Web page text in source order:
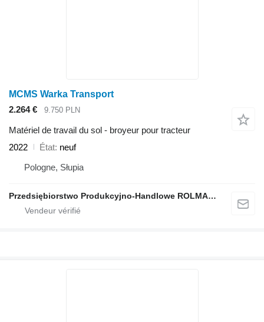
MCMS Warka Transport
2.264 €
9.750 PLN
Matériel de travail du sol - broyeur pour tracteur
2022
État neuf
Pologne, Słupia
Przedsiębiorstwo Produkcyjno-Handlowe ROLMAPOL Marcin Dziekan